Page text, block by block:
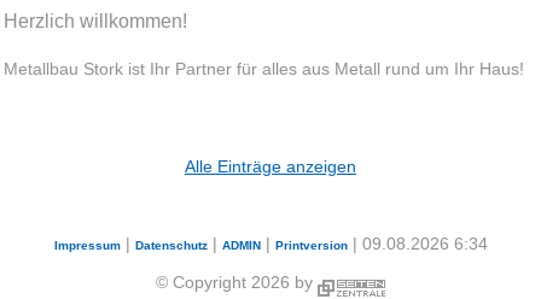
Herzlich willkommen!
Metallbau Stork ist Ihr Partner für alles aus Metall rund um Ihr Haus!
Alle Einträge anzeigen
Impressum| Datenschutz| ADMIN| Printversion| 09.08.2026 6:34
© Copyright 2026 by